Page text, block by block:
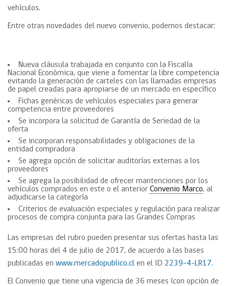
vehículos.
Entre otras novedades del nuevo convenio, podemos destacar:
Nueva cláusula trabajada en conjunto con la Fiscalía
Nacional Económica, que viene a fomentar la libre competencia
evitando la generación de carteles con las llamadas empresas
de papel creadas para apropiarse de un mercado en específico
Fichas genéricas de vehículos especiales para generar
competencia entre proveedores
Se incorpora la solicitud de Garantía de Seriedad de la
oferta
Se incorporan responsabilidades y obligaciones de la
entidad compradora
Se agrega opción de solicitar auditorías externas a los
proveedores
Se agrega la posibilidad de ofrecer mantenciones por los
vehículos comprados en este o el anterior Convenio Marco, al
adjudicarse la categoría
Criterios de evaluación especiales y regulación para realizar
procesos de compra conjunta para las Grandes Compras
Las empresas del rubro pueden presentar sus ofertas hasta las
15:00 horas del 4 de julio de 2017, de acuerdo a las bases
publicadas en www.mercadopublico.cl en el ID 2239-4-LR17.
El Convenio que tiene una vigencia de 36 meses (con opción de